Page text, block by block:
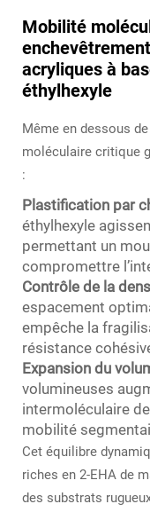
Mobilité
acryliques à
éthylhexyle
Même en dessous
moléculaire critique
:
Plastification par
éthylhexyle
permettant un
compromettre
Contrôle de la
espacement
empêche la
résistance
Expansion du
volumineuses
intermoléculaire
mobilité
Cet équilibre
riches en 2-EHA de
des substrats